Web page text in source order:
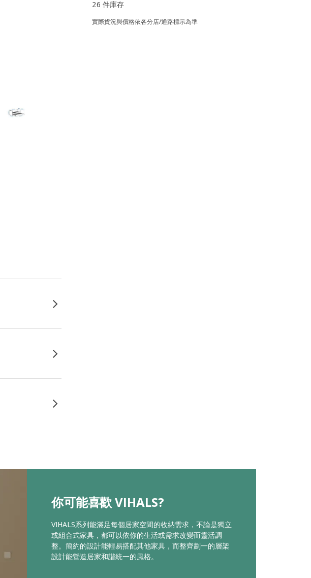
26 件庫存
實際貨況與價格依各分店/通路標示為準
你可能喜歡 VIHALS?
VIHALS系列能滿足每個居家空間的收納需求，不論是獨立
或組合式家具，都可以依你的生活或需求改變而靈活調
整。簡約的設計能輕易搭配其他家具，而整齊劃一的層架
設計能營造居家和諧統一的風格。